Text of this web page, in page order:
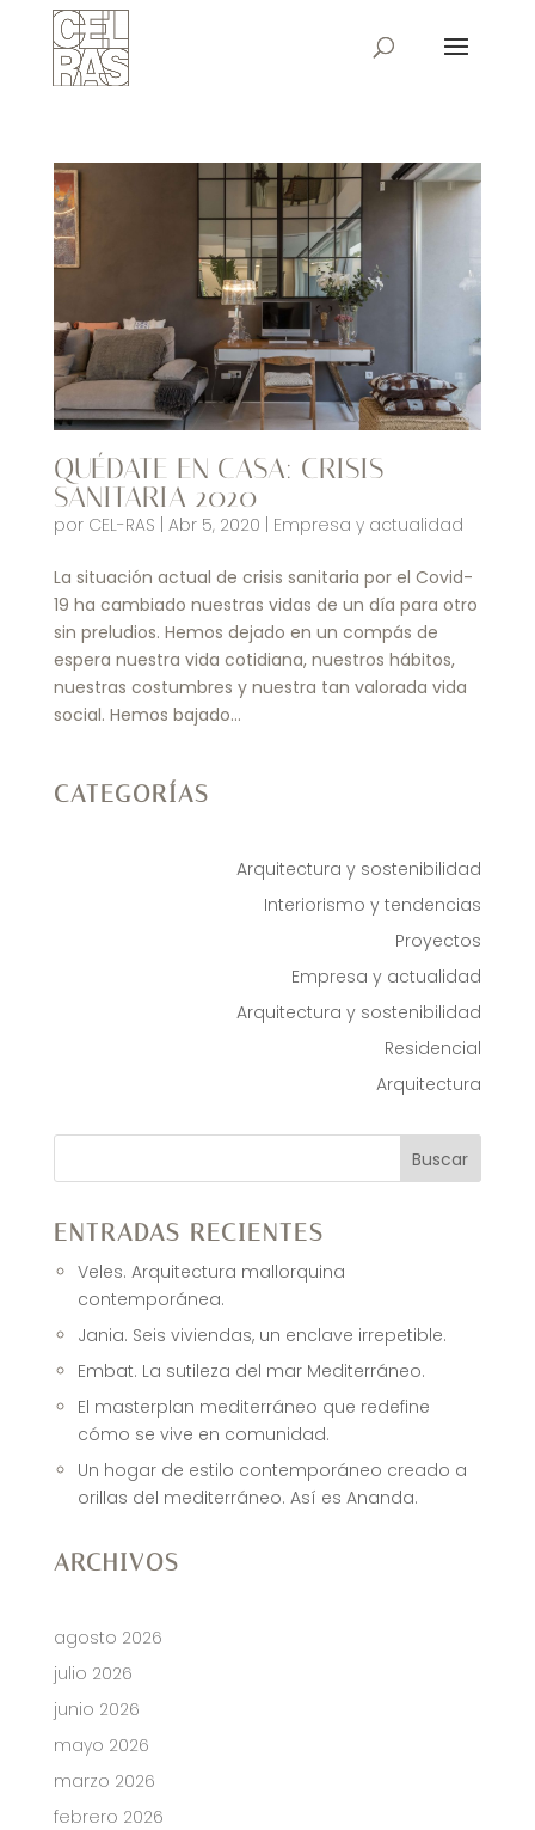
QUÉDATE EN CASA: CRISIS
SANITARIA 2020
por CEL-RAS | Abr 5, 2020 | Empresa y actualidad
La situación actual de crisis sanitaria por el Covid-
19 ha cambiado nuestras vidas de un día para otro
sin preludios. Hemos dejado en un compás de
espera nuestra vida cotidiana, nuestros hábitos,
nuestras costumbres y nuestra tan valorada vida
social. Hemos bajado...
CATEGORÍAS
Arquitectura y sostenibilidad
Interiorismo y tendencias
Proyectos
Empresa y actualidad
Arquitectura y sostenibilidad
Residencial
Arquitectura
Buscar
ENTRADAS RECIENTES
Veles. Arquitectura mallorquina
contemporánea.
Jania. Seis viviendas, un enclave irrepetible.
Embat. La sutileza del mar Mediterráneo.
El masterplan mediterráneo que redefine
cómo se vive en comunidad.
Un hogar de estilo contemporáneo creado a
orillas del mediterráneo. Así es Ananda.
ARCHIVOS
agosto 2026
julio 2026
junio 2026
mayo 2026
marzo 2026
febrero 2026